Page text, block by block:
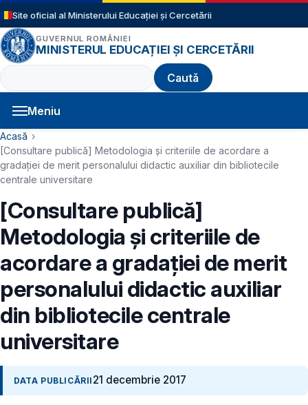
Sari la conținutul principal
Site oficial al Ministerului Educației și Cercetării
GUVERNUL ROMÂNIEI
MINISTERUL EDUCAȚIEI ȘI CERCETĂRII
Caută
Meniu
Navigație principală
Cale de navigare
Acasă
[Consultare publică] Metodologia și criteriile de acordare a
gradaţiei de merit personalului didactic auxiliar din bibliotecile
centrale universitare
[Consultare publică]
Metodologia și criteriile de
acordare a gradaţiei de merit
personalului didactic auxiliar
din bibliotecile centrale
universitare
DATA PUBLICĂRII 21 decembrie 2017